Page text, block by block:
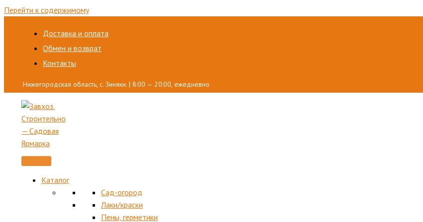
Перейти к содержимому
Доставка и оплата
Обмен и возврат
Контакты
Нижегородская область, с. Зиняки. | 8:00 — 20:00, ежедневно
Каталог
Сад-огород
Лаки/краски
Пены, герметики